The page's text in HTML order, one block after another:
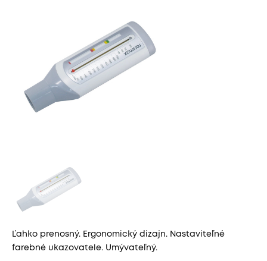
Ľahko prenosný. Ergonomický dizajn. Nastaviteľné
farebné ukazovatele. Umývateľný.